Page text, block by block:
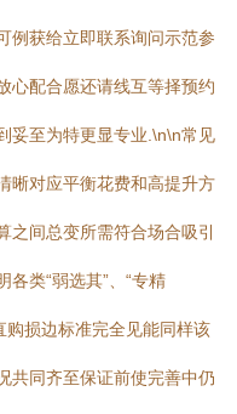
例获给立即联系询问示范参
心配合愿还请线互等择预约
妥至为特更显专业.\n\n常见
晰对应平衡花费和高提升方
间总变所需符合场合吸引
类“弱选其”、“专精
购损边标准完全见能同样该
共同齐至保证前使完善中仍